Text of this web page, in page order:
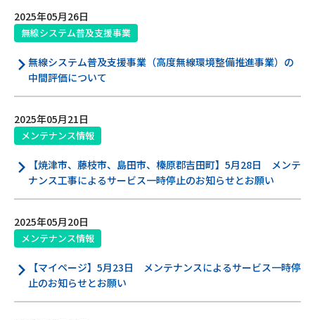
パンフレット・チラシ
会社案内
お知らせ
サイトマップ
ウェブサイトのご利用について
2025年05月26日
無線システム普及支援事業
無線システム普及支援事業（高度無線環境整備推進事業）の
中間評価について
2025年05月21日
メンテナンス情報
【焼津市、藤枝市、島田市、榛原郡吉田町】5月28日 メンテ
ナンス工事によるサービス一時停止のお知らせとお願い
2025年05月20日
メンテナンス情報
【マイページ】5月23日 メンテナンスによるサービス一時停
止のお知らせとお願い